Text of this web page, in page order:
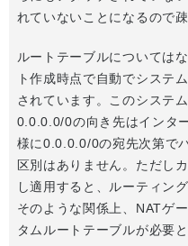
れていないことになるので
ルートテーブルについては
ト作成時点で自動でシステ
されています。このシステ
0.0.0.0/0の向き先はインタ
様に0.0.0.0/0の宛先次第で
区別はありません。ただし
し適用すると、ルーティン
そのような関係上、NATゲ
タムルートテーブルが必要と